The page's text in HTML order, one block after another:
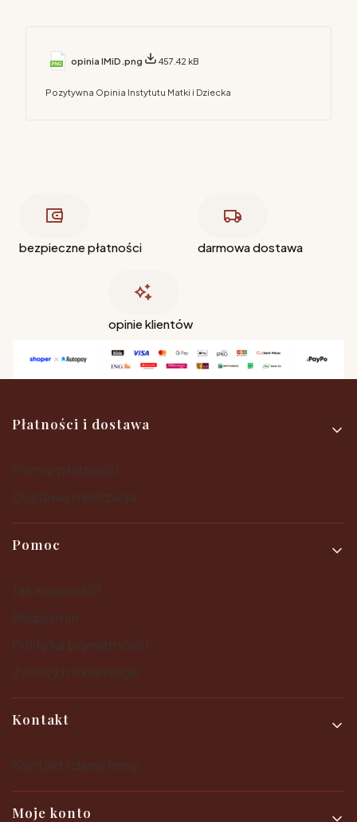
opinia IMiD.png 457.42 kB
Pozytywna Opinia Instytutu Matki i Dziecka
bezpieczne płatności darmowa dostawa
opinie klientów
Linki w stopce
Płatności i dostawa
Pomoc
Kontakt
Moje konto